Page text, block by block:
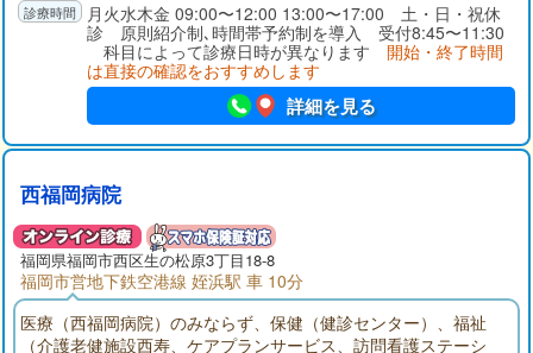
月火水木金 09:00〜12:00 13:00〜17:00 土・日・祝休
診 原則紹介制､時間帯予約制を導入 受付8:45〜11:30
科目によって診療日時が異なります 開始・終了時間
は直接の確認をおすすめします
詳細を見る
西福岡病院
福岡県福岡市西区生の松原3丁目18-8
福岡市営地下鉄空港線 姪浜駅 車 10分
医療（西福岡病院）のみならず、保健（健診センター）、福祉
（介護老健施設西寿、ケアプランサービス、訪問看護ステーシ